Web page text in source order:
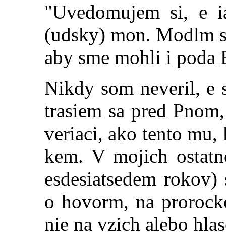
"Uvedomujem si, e
(udsky) mon. Modlm
aby sme mohli i poda
Nikdy som neveril, e
trasiem sa pred
veriaci, ako tento
kem. V mojich
esdesiatsedem
o hovorm, na
nie na vzich alebo